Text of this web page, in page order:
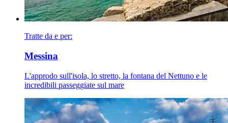
Tratte da e per:
Messina
L'approdo sull'isola, lo stretto, la fontana del Nettuno e le
incredibili passeggiate sul mare